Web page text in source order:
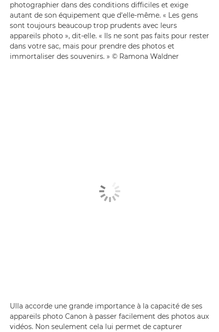
photographier dans des conditions difficiles et exige
autant de son équipement que d'elle-même. « Les gens
sont toujours beaucoup trop prudents avec leurs
appareils photo », dit-elle. « Ils ne sont pas faits pour rester
dans votre sac, mais pour prendre des photos et
immortaliser des souvenirs. » © Ramona Waldner
Ulla accorde une grande importance à la capacité de ses
appareils photo Canon à passer facilement des photos aux
vidéos. Non seulement cela lui permet de capturer